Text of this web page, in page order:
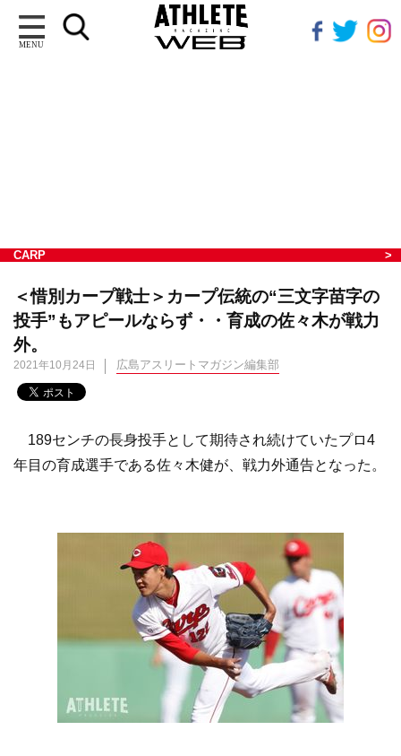
MENU
CARP
＜惜別カープ戦士＞カープ伝統の“三文字苗字の
投手”もアピールならず・・育成の佐々木が戦力
外。
2021年10月24日 広島アスリートマガジン編集部
189センチの長身投手として期待され続けていたプロ4
年目の育成選手である佐々木健が、戦力外通告となった。